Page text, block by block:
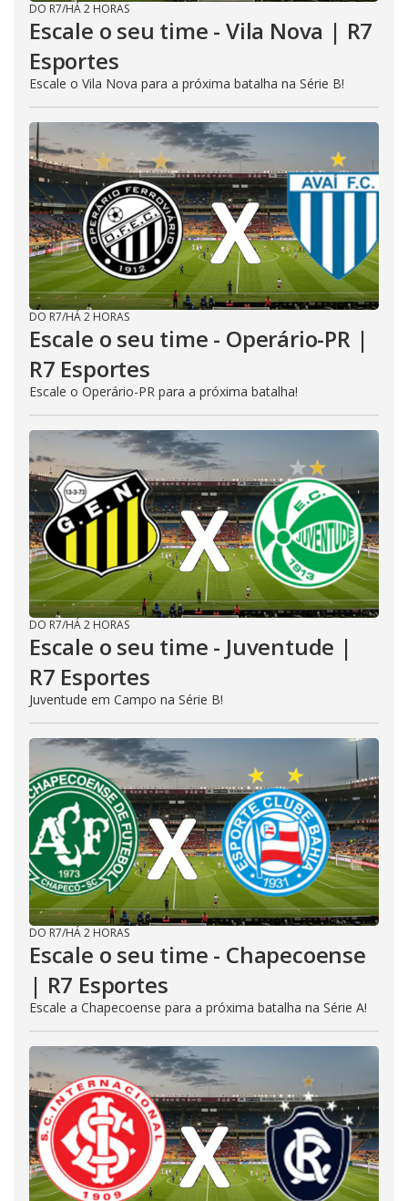
DO R7/HÁ 2 HORAS
Escale o seu time - Vila Nova | R7
Esportes
Escale o Vila Nova para a próxima batalha na Série B!
DO R7/HÁ 2 HORAS
Escale o seu time - Operário-PR |
R7 Esportes
Escale o Operário-PR para a próxima batalha!
DO R7/HÁ 2 HORAS
Escale o seu time - Juventude |
R7 Esportes
Juventude em Campo na Série B!
DO R7/HÁ 2 HORAS
Escale o seu time - Chapecoense
| R7 Esportes
Escale a Chapecoense para a próxima batalha na Série A!